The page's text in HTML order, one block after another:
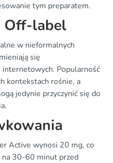
tym preparatem.
Off-label
w nieformalnych
się
internetowych. Popularność
kontekstach rośnie, a
jedynie przyczynić się do
Active wynosi 20 mg, co
30-60 minut przed